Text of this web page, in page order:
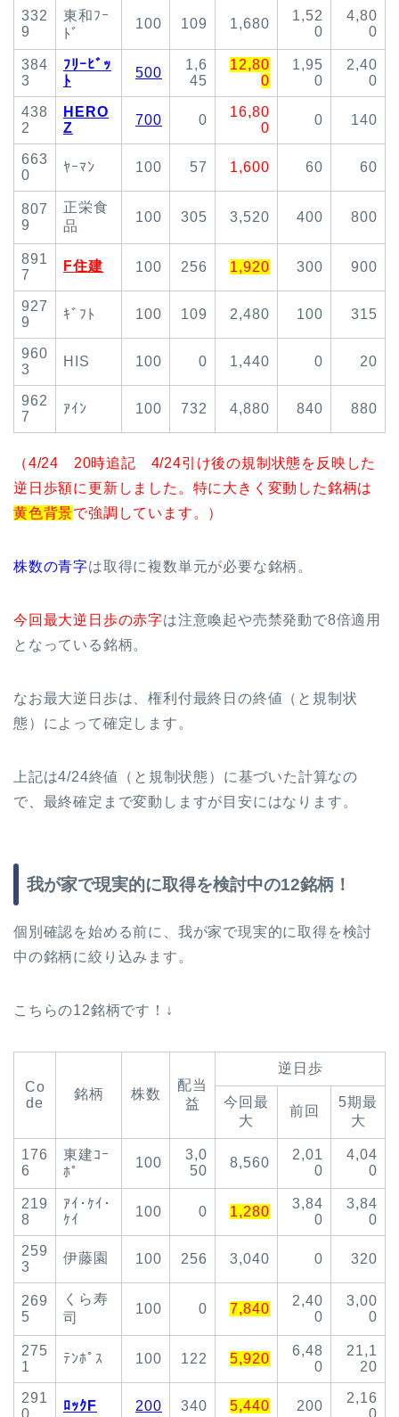
332
9
東和ﾌｰ
ﾄﾞ
100 109 1,680
1,52
0
4,80
0
384
3
ﾌﾘｰﾋﾞｯ
ﾄ
500
1,6
45
12,80
0
1,95
0
2,40
0
438
2
HERO
Z
700 0
16,80
0
0 140
663
0
ﾔｰﾏﾝ 100 57 1,600 60 60
807
9
正栄食
品
100 305 3,520 400 800
891
7
F住建 100 256 1,920 300 900
927
9
ｷﾞﾌﾄ 100 109 2,480 100 315
960
3
HIS 100 0 1,440 0 20
962
7
ｱｲﾝ 100 732 4,880 840 880
（4/24 20時追記 4/24引け後の規制状態を反映した
逆日歩額に更新しました。特に大きく変動した銘柄は
黄色背景で強調しています。）
株数の青字は取得に複数単元が必要な銘柄。
今回最大逆日歩の赤字は注意喚起や売禁発動で8倍適用
となっている銘柄。
なお最大逆日歩は、権利付最終日の終値（と規制状
態）によって確定します。
上記は4/24終値（と規制状態）に基づいた計算なの
で、最終確定まで変動しますが目安にはなります。
我が家で現実的に取得を検討中の12銘柄！
個別確認を始める前に、我が家で現実的に取得を検討
中の銘柄に絞り込みます。
こちらの12銘柄です！↓
Co
de
銘柄 株数
配当
益
逆日歩
今回最
大
前回
5期最
大
176
6
東建ｺｰ
ﾎﾟ
100
3,0
50
8,560
2,01
0
4,04
0
219
8
ｱｲ･ｹｲ･
ｹｲ
100 0 1,280
3,84
0
3,84
0
259
3
伊藤園 100 256 3,040 0 320
269
5
くら寿
司
100 0 7,840
2,40
0
3,00
0
275
1
ﾃﾝﾎﾟｽ 100 122 5,920
6,48
0
21,1
20
291
0
ﾛｯｸF 200 340 5,440 200
2,16
0